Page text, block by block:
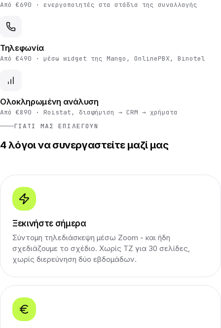
Από €690 · ενεργοποιητές στα στάδια της συναλλαγής
Τηλεφωνία
Από €490 · μέσω widget της Mango, OnlinePBX, Binotel
Ολοκληρωμένη ανάλυση
Από €890 · Roistat, διαφήμιση → CRM → χρήματα
ΓΙΑΤΊ ΜΑΣ ΕΠΙΛΈΓΟΥΝ
4 λόγοι να συνεργαστείτε μαζί μας
Ξεκινήστε σήμερα
Σύντομη τηλεδιάσκεψη μέσω Zoom - και ήδη
σχεδιάζουμε το σχέδιο. Χωρίς ΤΖ για 30 σελίδες,
χωρίς διερεύνηση δύο εβδομάδων.